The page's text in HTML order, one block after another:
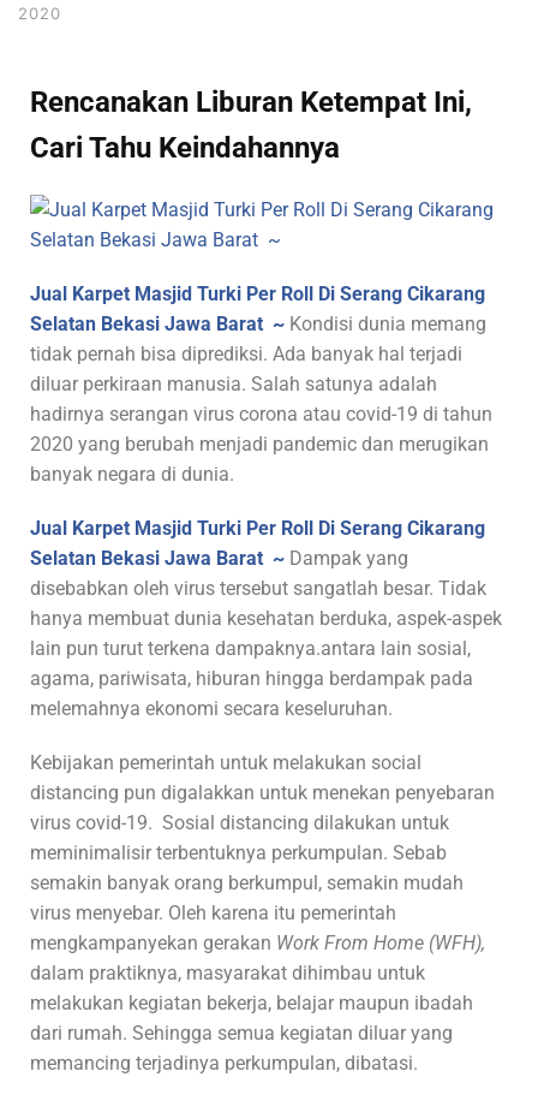
2020
Rencanakan Liburan Ketempat Ini,
Cari Tahu Keindahannya
Jual Karpet Masjid Turki Per Roll Di Serang Cikarang
Selatan Bekasi Jawa Barat ~ Kondisi dunia memang
tidak pernah bisa diprediksi. Ada banyak hal terjadi
diluar perkiraan manusia. Salah satunya adalah
hadirnya serangan virus corona atau covid-19 di tahun
2020 yang berubah menjadi pandemic dan merugikan
banyak negara di dunia.
Jual Karpet Masjid Turki Per Roll Di Serang Cikarang
Selatan Bekasi Jawa Barat ~ Dampak yang
disebabkan oleh virus tersebut sangatlah besar. Tidak
hanya membuat dunia kesehatan berduka, aspek-aspek
lain pun turut terkena dampaknya.antara lain sosial,
agama, pariwisata, hiburan hingga berdampak pada
melemahnya ekonomi secara keseluruhan.
Kebijakan pemerintah untuk melakukan social
distancing pun digalakkan untuk menekan penyebaran
virus covid-19. Sosial distancing dilakukan untuk
meminimalisir terbentuknya perkumpulan. Sebab
semakin banyak orang berkumpul, semakin mudah
virus menyebar. Oleh karena itu pemerintah
mengkampanyekan gerakan Work From Home (WFH),
dalam praktiknya, masyarakat dihimbau untuk
melakukan kegiatan bekerja, belajar maupun ibadah
dari rumah. Sehingga semua kegiatan diluar yang
memancing terjadinya perkumpulan, dibatasi.